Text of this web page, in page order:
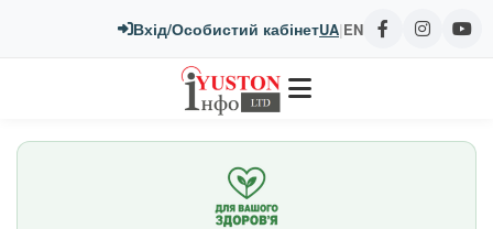
Вхід/Особистий кабінетUA|EN